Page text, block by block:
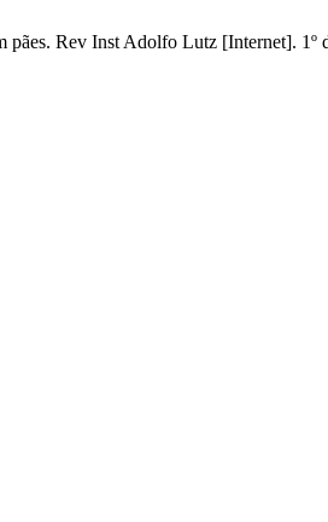
Rev Inst Adolfo Lutz [Internet]. 1º